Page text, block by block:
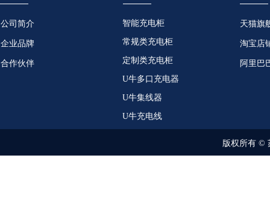
公司简介
企业品牌
合作伙伴
智能充电柜
常规类充电柜
定制类充电柜
U牛多口充电器
U牛集线器
U牛充电线
版权所有 ©
天猫旗
淘宝店
阿里巴